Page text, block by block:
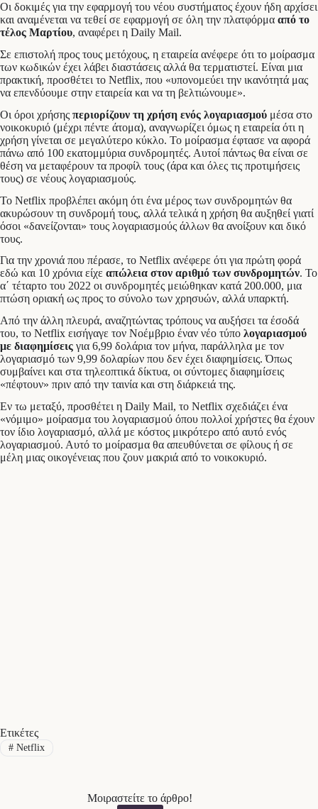
Οι δοκιμές για την εφαρμογή του νέου συστήματος έχουν ήδη αρχίσει
και αναμένεται να τεθεί σε εφαρμογή σε όλη την πλατφόρμα από το
τέλος Μαρτίου, αναφέρει η Daily Mail.
Σε επιστολή προς τους μετόχους, η εταιρεία ανέφερε ότι το μοίρασμα
των κωδικών έχει λάβει διαστάσεις αλλά θα τερματιστεί. Είναι μια
πρακτική, προσθέτει το Netflix, που «υπονομεύει την ικανότητά μας
να επενδύουμε στην εταιρεία και να τη βελτιώνουμε».
Οι όροι χρήσης περιορίζουν τη χρήση ενός λογαριασμού μέσα στο
νοικοκυριό (μέχρι πέντε άτομα), αναγνωρίζει όμως η εταιρεία ότι η
χρήση γίνεται σε μεγαλύτερο κύκλο. Το μοίρασμα έφτασε να αφορά
πάνω από 100 εκατομμύρια συνδρομητές. Αυτοί πάντως θα είναι σε
θέση να μεταφέρουν τα προφίλ τους (άρα και όλες τις προτιμήσεις
τους) σε νέους λογαριασμούς.
Το Netflix προβλέπει ακόμη ότι ένα μέρος των συνδρομητών θα
ακυρώσουν τη συνδρομή τους, αλλά τελικά η χρήση θα αυξηθεί γιατί
όσοι «δανείζονται» τους λογαριασμούς άλλων θα ανοίξουν και δικό
τους.
Για την χρονιά που πέρασε, το Netflix ανέφερε ότι για πρώτη φορά
εδώ και 10 χρόνια είχε απώλεια στον αριθμό των συνδρομητών. Το
α΄ τέταρτο του 2022 οι συνδρομητές μειώθηκαν κατά 200.000, μια
πτώση οριακή ως προς το σύνολο των χρησυών, αλλά υπαρκτή.
Από την άλλη πλευρά, αναζητώντας τρόπους να αυξήσει τα έσοδά
του, το Netflix εισήγαγε τον Νοέμβριο έναν νέο τύπο λογαριασμού
με διαφημίσεις για 6,99 δολάρια τον μήνα, παράλληλα με τον
λογαριασμό των 9,99 δολαρίων που δεν έχει διαφημίσεις. Όπως
συμβαίνει και στα τηλεοπτικά δίκτυα, οι σύντομες διαφημίσεις
«πέφτουν» πριν από την ταινία και στη διάρκειά της.
Εν τω μεταξύ, προσθέτει η Daily Mail, το Netflix σχεδιάζει ένα
«νόμιμο» μοίρασμα του λογαριασμού όπου πολλοί χρήστες θα έχουν
τον ίδιο λογαριασμό, αλλά με κόστος μικρότερο από αυτό ενός
λογαριασμού. Αυτό το μοίρασμα θα απευθύνεται σε φίλους ή σε
μέλη μιας οικογένειας που ζουν μακριά από το νοικοκυριό.
Ετικέτες
#Netflix
Μοιραστείτε το άρθρο!